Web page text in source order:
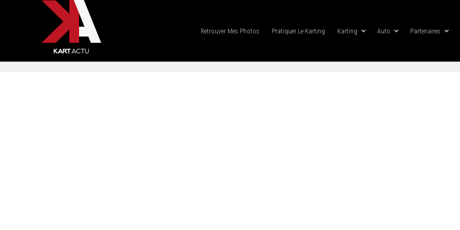
Retrouver Mes Photos Pratiquer Le Karting Karting Auto Partenaires